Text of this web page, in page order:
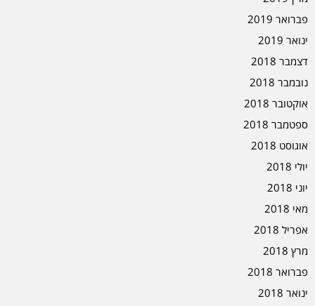
פברואר 2019
ינואר 2019
דצמבר 2018
נובמבר 2018
אוקטובר 2018
ספטמבר 2018
אוגוסט 2018
יולי 2018
יוני 2018
מאי 2018
אפריל 2018
מרץ 2018
פברואר 2018
ינואר 2018